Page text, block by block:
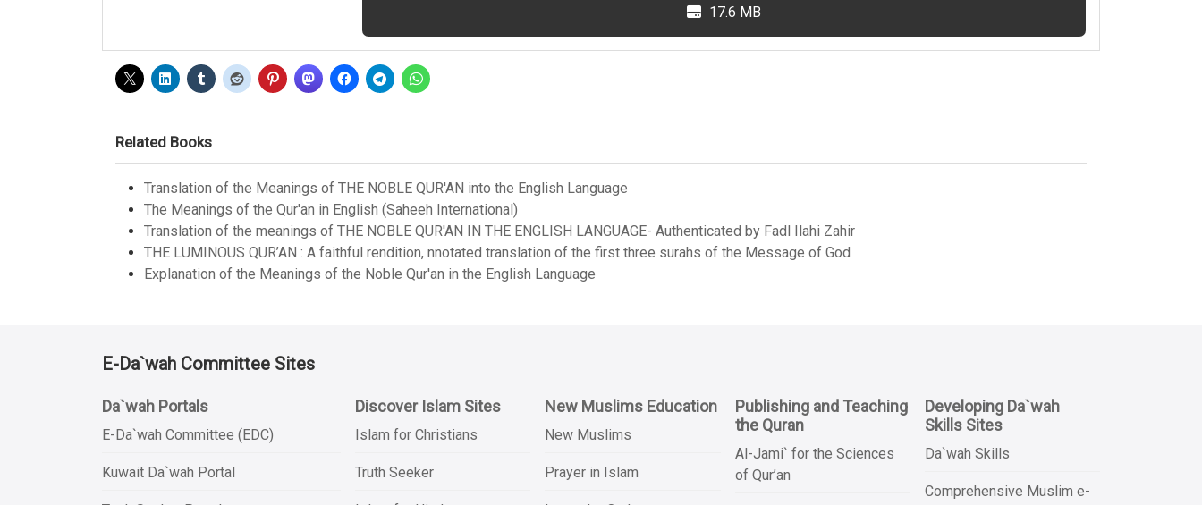
17.6 MB
Related Books
Translation of the Meanings of THE NOBLE QUR'AN into the English Language
The Meanings of the Qur'an in English (Saheeh International)
Translation of the meanings of THE NOBLE QUR'AN IN THE ENGLISH LANGUAGE- Authenticated by Fadl Ilahi Zahir
THE LUMINOUS QUR’AN : A faithful rendition, nnotated translation of the first three surahs of the Message of God
Explanation of the Meanings of the Noble Qur'an in the English Language
E-Da`wah Committee Sites
Da`wah Portals
E-Da`wah Committee (EDC)
Kuwait Da`wah Portal
Discover Islam Sites
Islam for Christians
Truth Seeker
New Muslims Education
New Muslims
Prayer in Islam
Publishing and Teaching
the Quran
Al-Jami` for the Sciences
of Qur’an
Developing Da`wah
Skills Sites
Da`wah Skills
Comprehensive Muslim e-